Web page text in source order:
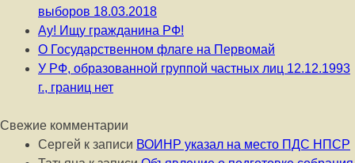
выборов 18.03.2018
Ау! Ищу гражданина РФ!
О Государственном флаге на Первомай
У РФ, образованной группой частных лиц 12.12.1993
г., границ нет
Свежие комментарии
Сергей к записи ВОИНР указал на место ПДС НПСР